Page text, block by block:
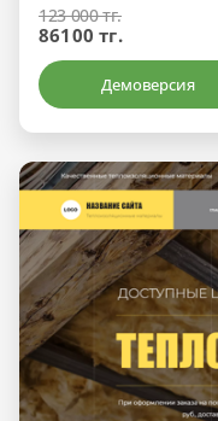
123 000 тг.
86100 тг.
Демоверсия